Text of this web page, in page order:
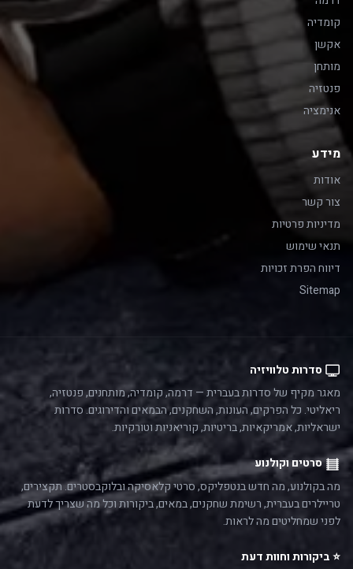
קומדיה
אקשן
מותחן
פנטזיה
אנימציה
מידע
אודות
צור קשר
מדיניות פרטיות
תנאי שימוש
דיווח הפרת זכויות
Sitemap
סדרות טלוויזיה
מאגר מקיף של סדרות בעברית — דרמה, קומדיה, מותחנים, פנטזיה,
ריאליטי. כל הפרקים, העונות, השחקנים, הבמאים והדירוגים. סדרות
ישראליות, אמריקאיות, בריטיות, קוריאניות וטורקיות.
סרטים וקולנוע
מה בקולנוע, מה חדש בנטפליקס, סרטי קלאסיקה ובלוקבסטרים. תקצירים,
טריילרים בעברית, רשימת שחקנים, במאים, ביקורות וכל מה שצריך לדעת
לפני שמחליטים מה לראות.
⭐ ביקורות וחוות דעת